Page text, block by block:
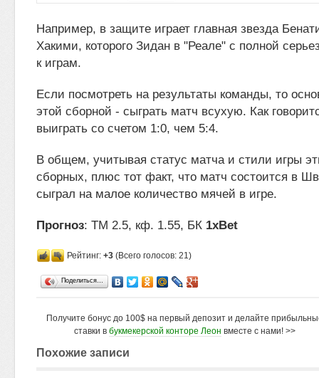
Например, в защите играет главная звезда
Хакими, которого Зидан в "Реале" с полной
к играм.
Если посмотреть на результаты команды, то
этой сборной - сыграть матч всухую. Как
выиграть со счетом 1:0, чем 5:4.
В общем, учитывая статус матча и стили игры
сборных, плюс тот факт, что матч состоится в
сыграл на малое количество мячей в игре.
Прогноз: ТМ 2.5, кф. 1.55, БК 1xBet
Рейтинг: +3 (Всего голосов: 21)
Поделиться…
Получите бонус до 100$ на первый депозит и делайте
ставки в букмекерской конторе Леон вместе с нами! >>
Похожие записи